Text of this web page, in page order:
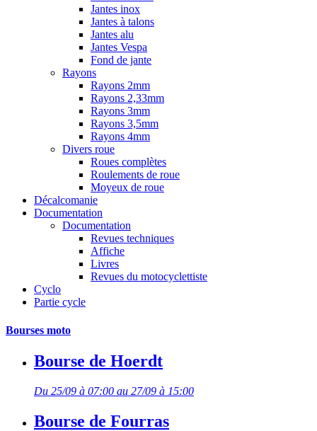
Jantes inox
Jantes à talons
Jantes alu
Jantes Vespa
Fond de jante
Rayons
Rayons 2mm
Rayons 2,33mm
Rayons 3mm
Rayons 3,5mm
Rayons 4mm
Divers roue
Roues complètes
Roulements de roue
Moyeux de roue
Décalcomanie
Documentation
Documentation
Revues techniques
Affiche
Livres
Revues du motocyclettiste
Cyclo
Partie cycle
Bourses moto
Bourse de Hoerdt
Du 25/09 à 07:00 au 27/09 à 15:00
Bourse de Fourras